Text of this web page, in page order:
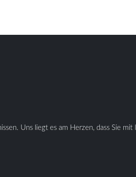
Uns liegt es am Herzen, dass Sie